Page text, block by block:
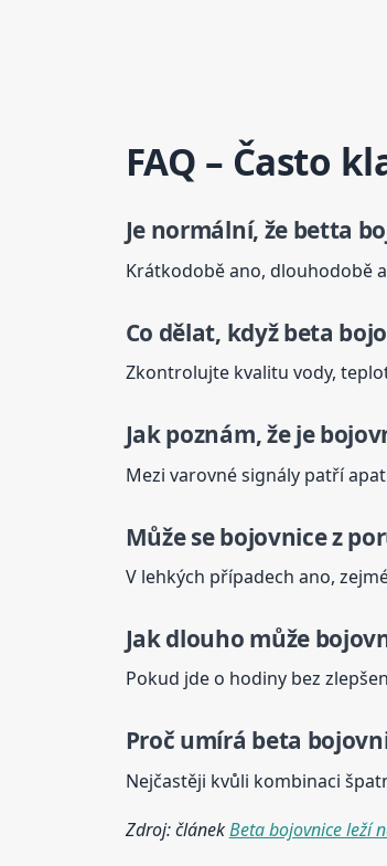
FAQ – Často
Je normální, že betta
Krátkodobě ano, dlouhodobě
Co dělat, kdyžbeta
Zkontrolujte kvalitu vody,
Jak poznám, že je
Mezi varovné signály patří
Může sebojovnicez
V lehkých případech ano,
Jak dlouho může
Pokud jde o hodiny bez
Proč umírá beta
Nejčastěji kvůli kombinaci
Zdroj: článekBeta bojovnice leží